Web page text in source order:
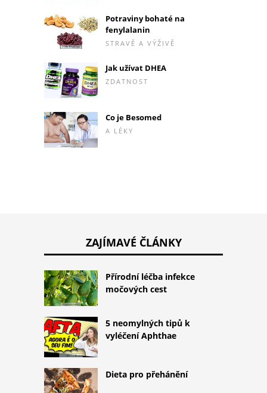
Potraviny bohaté na
fenylalanin
STRAVĚ A VÝŽIVĚ
Jak užívat DHEA
ZDATNOST
Co je Besomed
A LÉKY
ZAJÍMAVÉ ČLÁNKY
Přírodní léčba infekce
močových cest
5 neomylných tipů k
vyléčení Aphthae
Dieta pro přehánění